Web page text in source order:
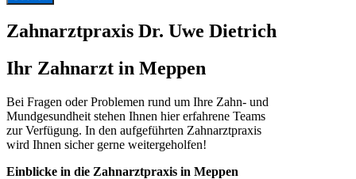
Zahnarztpraxis Dr. Uwe Dietrich
Ihr Zahnarzt in Meppen
Bei Fragen oder Problemen rund um Ihre Zahn- und
Mundgesundheit stehen Ihnen hier erfahrene Teams
zur Verfügung. In den aufgeführten Zahnarztpraxis
wird Ihnen sicher gerne weitergeholfen!
Einblicke in die Zahnarztpraxis in Meppen